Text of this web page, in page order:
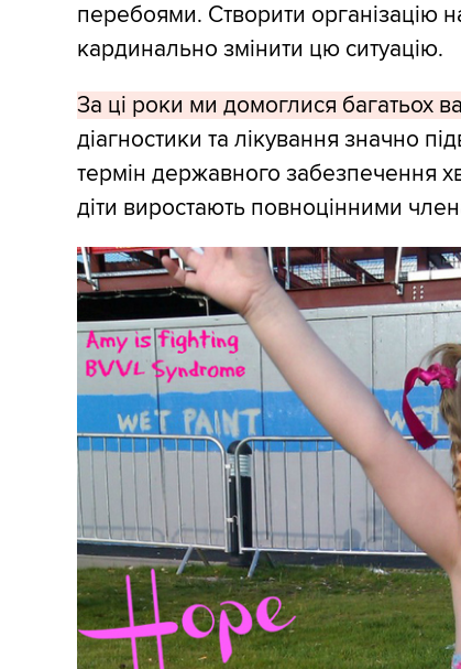
перебоями. Створити організацію
кардинально змінити цю ситуацію.
За ці роки ми домоглися багатьох
діагностики та лікування значно
термін державного забезпечення
діти виростають повноцінними